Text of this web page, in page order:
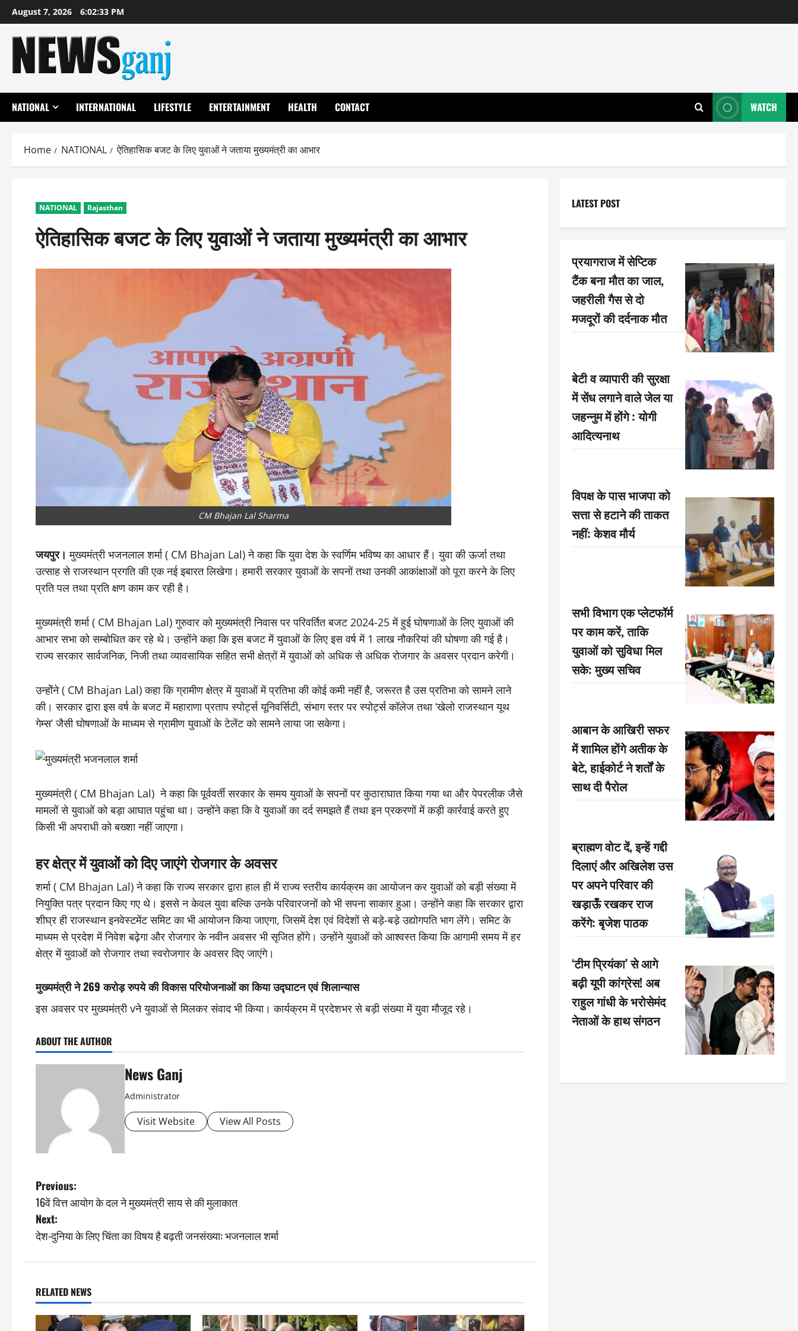
Skip
to
content
August 7, 2026 6:02:34 PM
NATIONAL INTERNATIONAL LIFESTYLE ENTERTAINMENT HEALTH CONTACT WATCH
Home NATIONAL ऐतिहासिक बजट के लिए युवाओं ने जताया मुख्यमंत्री का आभार
NATIONAL Rajasthan
ऐतिहासिक बजट के लिए युवाओं ने जताया मुख्यमंत्री का आभार
CM Bhajan Lal Sharma
जयपुर। मुख्यमंत्री भजनलाल शर्मा ( CM Bhajan Lal) ने कहा कि युवा देश के स्वर्णिम भविष्य का आधार हैं। युवा की ऊर्जा तथा
उत्साह से राजस्थान प्रगति की एक नई इबारत लिखेगा। हमारी सरकार युवाओं के सपनों तथा उनकी आकांक्षाओं को पूरा करने के लिए
प्रति पल तथा प्रति क्षण काम कर रही है।
मुख्यमंत्री शर्मा ( CM Bhajan Lal) गुरुवार को मुख्यमंत्री निवास पर परिवर्तित बजट 2024-25 में हुई घोषणाओं के लिए युवाओं की
आभार सभा को सम्बोधित कर रहे थे। उन्होंने कहा कि इस बजट में युवाओं के लिए इस वर्ष में 1 लाख नौकरियां की घोषणा की गई है।
राज्य सरकार सार्वजनिक, निजी तथा व्यावसायिक सहित सभी क्षेत्रों में युवाओं को अधिक से अधिक रोजगार के अवसर प्रदान करेगी।
उन्होेंने ( CM Bhajan Lal) कहा कि ग्रामीण क्षेत्र में युवाओं में प्रतिभा की कोई कमी नहीं है, जरूरत है उस प्रतिभा को सामने लाने
की। सरकार द्वारा इस वर्ष के बजट में महाराणा प्रताप स्पोर्ट्स यूनिवर्सिटी, संभाग स्तर पर स्पोर्ट्स कॉलेज तथा ‘खेलो राजस्थान यूथ
गेम्स’ जैसी घोषणाओं के माध्यम से ग्रामीण युवाओं के टेलेंट को सामने लाया जा सकेगा।
मुख्यमंत्री ( CM Bhajan Lal) ने कहा कि पूर्ववर्ती सरकार के समय युवाओं के सपनों पर कुठाराघात किया गया था और पेपरलीक जैसे
मामलों से युवाओं को बड़ा आघात पहुंचा था। उन्होंने कहा कि वे युवाओं का दर्द समझते हैं तथा इन प्रकरणों में कड़ी कार्रवाई करते हुए
किसी भी अपराधी को बख्शा नहीं जाएगा।
हर क्षेत्र में युवाओं को दिए जाएंगे रोजगार के अवसर
शर्मा ( CM Bhajan Lal) ने कहा कि राज्य सरकार द्वारा हाल ही में राज्य स्तरीय कार्यक्रम का आयोजन कर युवाओं को बड़ी संख्या में
नियुक्ति पत्र प्रदान किए गए थे। इससे न केवल युवा बल्कि उनके परिवारजनों को भी सपना साकार हुआ। उन्होंने कहा कि सरकार द्वारा
शीघ्र ही राजस्थान इनवेस्टमेंट समिट का भी आयोजन किया जाएगा, जिसमें देश एवं विदेशों से बड़े-बडे़ उद्योगपति भाग लेंगे। समिट के
माध्यम से प्रदेश में निवेश बढ़ेगा और रोजगार के नवीन अवसर भी सृजित होंगे। उन्होंने युवाओं को आश्वस्त किया कि आगामी समय में हर
क्षेत्र में युवाओं को रोजगार तथा स्वरोजगार के अवसर दिए जाएंगे।
मुख्यमंत्री ने 269 करोड़ रुपये की विकास परियोजनाओं का किया उद्घाटन एवं शिलान्यास
इस अवसर पर मुख्यमंत्री vने युवाओं से मिलकर संवाद भी किया। कार्यक्रम में प्रदेशभर से बड़ी संख्या में युवा मौजूद रहे।
ABOUT THE AUTHOR
News Ganj
Administrator
Visit Website View All Posts
P
o
s
n
a
Previous:
16वें वित्त आयोग के दल ने मुख्यमंत्री साय से की मुलाकात
Next:
देश-दुनिया के लिए चिंता का विषय है बढ़ती जनसंख्या: भजनलाल शर्मा
RELATED NEWS
LATEST POST
प्रयागराज में सेप्टिक
टैंक बना मौत का जाल,
जहरीली गैस से दो
मजदूरों की दर्दनाक मौत
बेटी व व्यापारी की सुरक्षा
में सेंध लगाने वाले जेल या
जहन्नुम में होंगे : योगी
आदित्यनाथ
विपक्ष के पास भाजपा को
सत्ता से हटाने की ताकत
नहीं: केशव मौर्य
सभी विभाग एक प्लेटफॉर्म
पर काम करें, ताकि
युवाओं को सुविधा मिल
सके: मुख्य सचिव
आबान के आखिरी सफर
में शामिल होंगे अतीक के
बेटे, हाईकोर्ट ने शर्तों के
साथ दी पैरोल
ब्राह्मण वोट दें, इन्हें गद्दी
दिलाएं और अखिलेश उस
पर अपने परिवार की
खड़ाऊँ रखकर राज
करेंगे: बृजेश पाठक
‘टीम प्रियंका’ से आगे
बढ़ी यूपी कांग्रेस! अब
राहुल गांधी के भरोसेमंद
नेताओं के हाथ संगठन